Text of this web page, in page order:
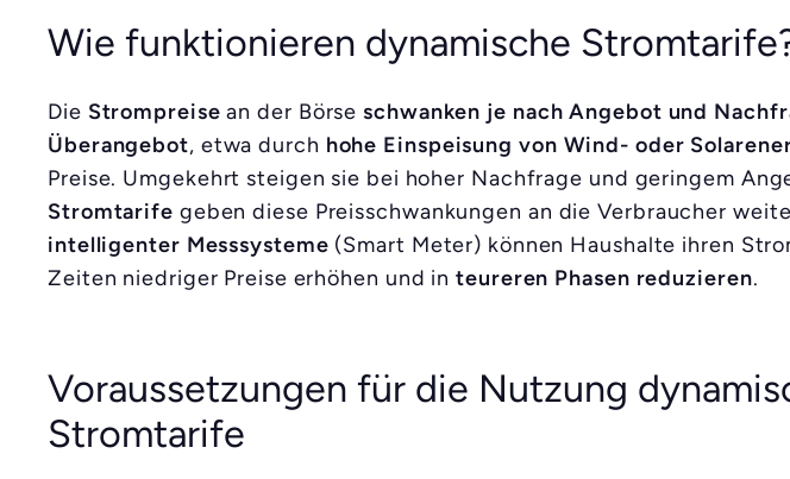
Wie funktionieren dynamische
Die Strompreise an der Börseschwanken je nach Angebot und
Überangebot, etwa durch hohe Einspeisung von Wind- oder
Preise. Umgekehrt steigen sie bei hoher Nachfrage und geringem
Stromtarife geben diese Preisschwankungen an die Verbraucher
intelligenter Messsysteme (Smart Meter) können Haushalte ihren
Zeiten niedriger Preise erhöhen und inteureren Phasen reduzieren.
Voraussetzungen für die Nutzung
Stromtarife